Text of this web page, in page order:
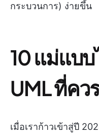
กระบวนการ) ง่ายขึ้น
10 แม่แบ
UML ที่คว
เมื่อเราก้าวเข้าสู่ปี